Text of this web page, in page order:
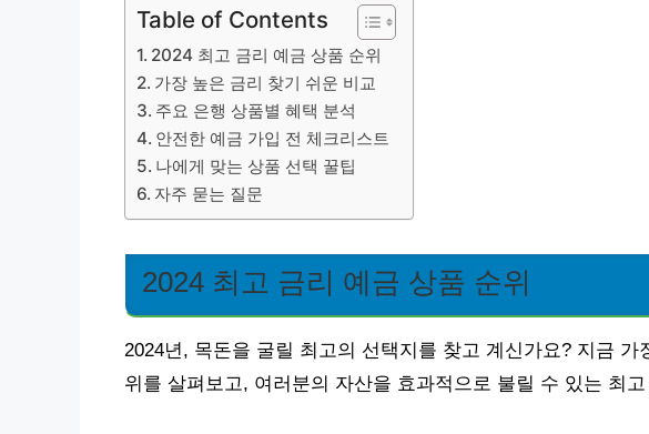
Table of Contents
2024 최고 금리 예금 상품 순위
가장 높은 금리 찾기 쉬운 비교
주요 은행 상품별 혜택 분석
안전한 예금 가입 전 체크리스트
나에게 맞는 상품 선택 꿀팁
자주 묻는 질문
2024 최고 금리 예금 상품 순위
2024년, 목돈을 굴릴 최고의 선택지를 찾고 계신가요? 지금
위를 살펴보고, 여러분의 자산을 효과적으로 불릴 수 있는 최